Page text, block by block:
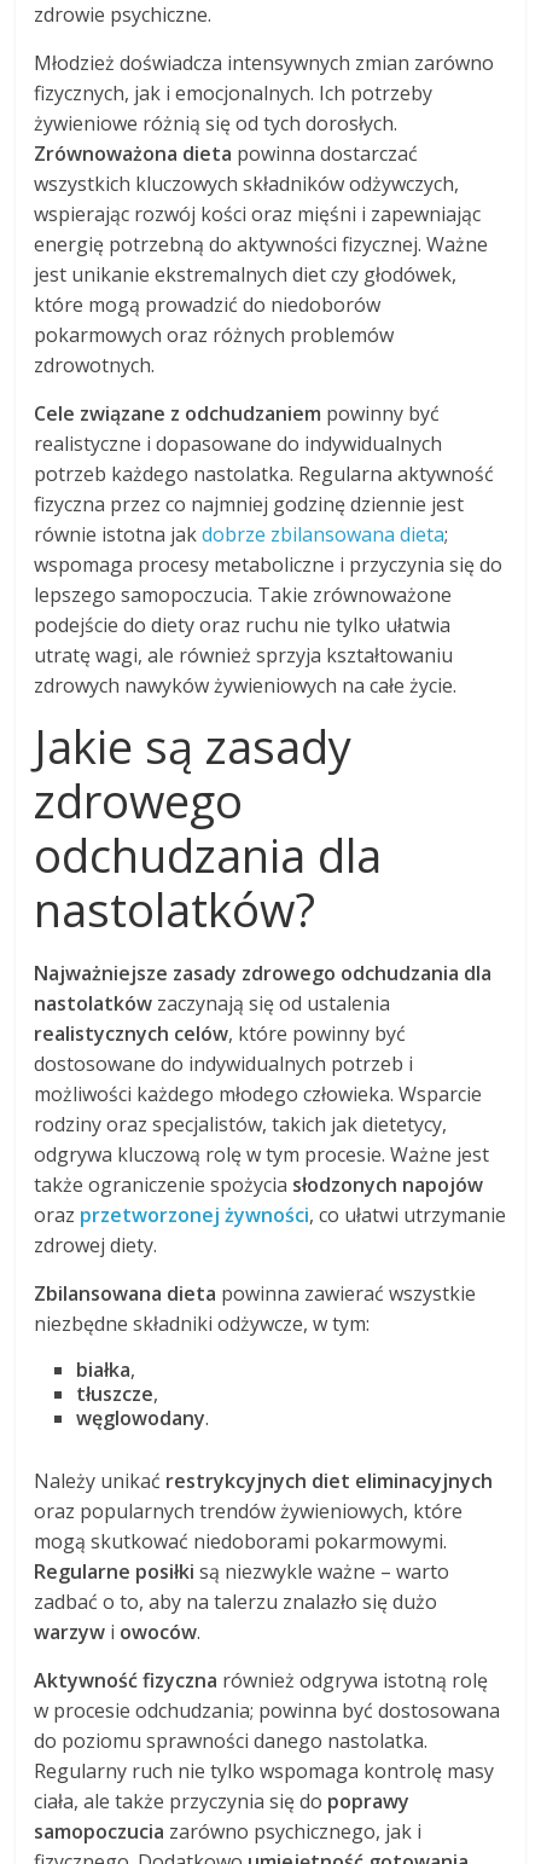
zdrowie psychiczne.
Młodzież doświadcza intensywnych zmian zarówno
fizycznych, jak i emocjonalnych. Ich potrzeby
żywieniowe różnią się od tych dorosłych.
Zrównoważona dieta powinna dostarczać
wszystkich kluczowych składników odżywczych,
wspierając rozwój kości oraz mięśni i zapewniając
energię potrzebną do aktywności fizycznej. Ważne
jest unikanie ekstremalnych diet czy głodówek,
które mogą prowadzić do niedoborów
pokarmowych oraz różnych problemów
zdrowotnych.
Cele związane z odchudzaniem powinny być
realistyczne i dopasowane do indywidualnych
potrzeb każdego nastolatka. Regularna aktywność
fizyczna przez co najmniej godzinę dziennie jest
równie istotna jakdobrze zbilansowana dieta;
wspomaga procesy metaboliczne i przyczynia się do
lepszego samopoczucia. Takie zrównoważone
podejście do diety oraz ruchu nie tylko ułatwia
utratę wagi, ale również sprzyja kształtowaniu
zdrowych nawyków żywieniowych na całe życie.
Jakie są zasady
zdrowego
odchudzania dla
nastolatków?
Najważniejsze zasady zdrowego odchudzania dla
nastolatków zaczynają się od ustalenia
realistycznych celów, które powinny być
dostosowane do indywidualnych potrzeb i
możliwości każdego młodego człowieka. Wsparcie
rodziny oraz specjalistów, takich jak dietetycy,
odgrywa kluczową rolę w tym procesie. Ważne jest
także ograniczenie spożycia słodzonych napojów
oraz przetworzonej żywności, co ułatwi utrzymanie
zdrowej diety.
Zbilansowana dieta powinna zawierać wszystkie
niezbędne składniki odżywcze, w tym:
białka,
tłuszcze,
węglowodany.
Należy unikać restrykcyjnych diet eliminacyjnych
oraz popularnych trendów żywieniowych, które
mogą skutkować niedoborami pokarmowymi.
Regularne posiłki są niezwykle ważne – warto
zadbać o to, aby na talerzu znalazło się dużo
warzyw i owoców.
Aktywność fizyczna również odgrywa istotną rolę
w procesie odchudzania; powinna być dostosowana
do poziomu sprawności danego nastolatka.
Regularny ruch nie tylko wspomaga kontrolę masy
ciała, ale także przyczynia się do poprawy
samopoczucia zarówno psychicznego, jak i